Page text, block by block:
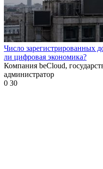
Число зарегистрированных
ли цифровая экономика?
Компания beCloud,
администратор
0 30